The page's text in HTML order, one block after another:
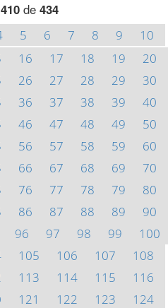
410de 434
5 6 7 8 9
10
16 17 18 19
20
26 27 28 29
30
36 37 38 39
40
46 47 48 49
50
56 57 58 59
60
66 67 68 69
70
76 77 78 79
80
86 87 88 89
90
96 97 98 99
100
105 106 107
108
113 114 115
116
121 122 123
124